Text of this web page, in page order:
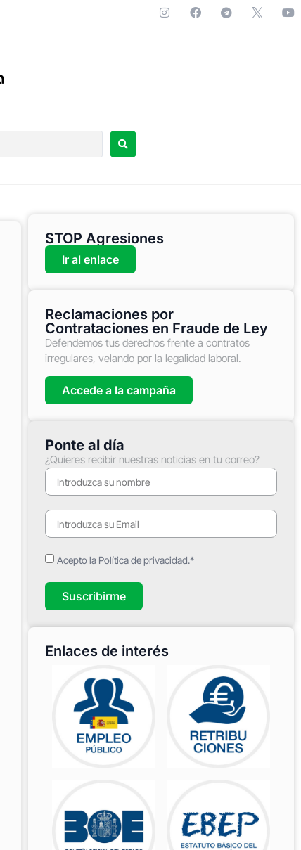
STOP Agresiones
Ir al enlace
Reclamaciones por
Contrataciones en Fraude de Ley
Defendemos tus derechos frente a contratos
irregulares, velando por la legalidad laboral.
Accede a la campaña
Ponte al día
¿Quieres recibir nuestras noticias en tu correo?
Acepto la Política de privacidad.*
Suscribirme
Enlaces de interés